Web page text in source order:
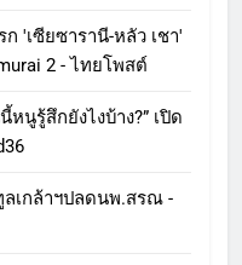
'เซียซารานี-หลัว เชา'
2 - ไทยโพสต์
นูรู้สึกยังไงบ้าง?” เปิด
เกล้าฯปลดนพ.สรณ -